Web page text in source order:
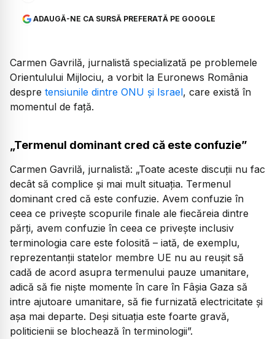
ADAUGĂ-NE CA SURSĂ PREFERATĂ PE GOOGLE
Carmen Gavrilă, jurnalistă specializată pe problemele
Orientulului Mijlociu, a vorbit la Euronews România
despre tensiunile dintre ONU și Israel, care există în
momentul de față.
„Termenul dominant cred că este confuzie”
Carmen Gavrilă, jurnalistă: „Toate aceste discuții nu fac
decât să complice și mai mult situația. Termenul
dominant cred că este confuzie. Avem confuzie în
ceea ce privește scopurile finale ale fiecăreia dintre
părți, avem confuzie în ceea ce privește inclusiv
terminologia care este folosită – iată, de exemplu,
reprezentanții statelor membre UE nu au reușit să
cadă de acord asupra termenului pauze umanitare,
adică să fie niște momente în care în Fâșia Gaza să
intre ajutoare umanitare, să fie furnizată electricitate și
așa mai departe. Deși situația este foarte gravă,
politicienii se blochează în terminologii”.